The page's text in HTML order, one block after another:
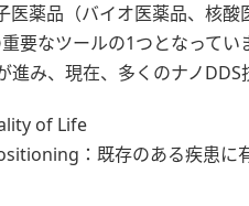
医薬品（バイオ医薬品、核
要なツールの1つとなって
進み、現在、多くのナノDDS
of Life
：既存のある疾患に